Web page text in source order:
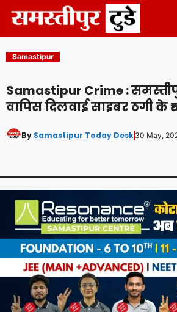
content
Samastipur
Samastipur Crime :
वापिस दिलवाई साइबर ठगी के
By Samastipur Today Desk 30 May,